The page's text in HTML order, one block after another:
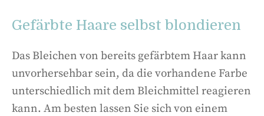
Gefärbte Haare selbst blondieren
Das Bleichen von bereits gefärbtem Haar kann
unvorhersehbar sein, da die vorhandene Farbe
unterschiedlich mit dem Bleichmittel reagieren
kann. Am besten lassen Sie sich von einem